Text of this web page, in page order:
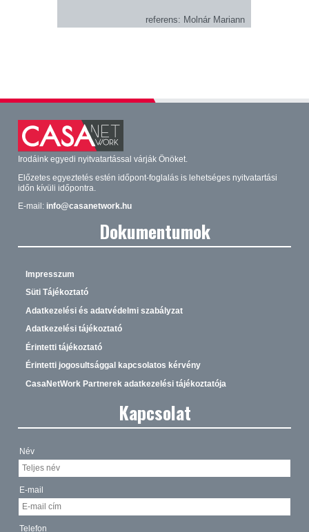
referens Molnár Mariann
Irodáink egyedi nyitvatartással várják Önöket.
Előzetes egyeztetés estén időpont-foglalás is lehetséges nyitvatartási
időn kívüli időpontra.
E-mail: info@casanetwork.hu
Dokumentumok
Impresszum
Süti Tájékoztató
Adatkezelési és adatvédelmi szabályzat
Adatkezelési tájékoztató
Érintetti tájékoztató
Érintetti jogosultsággal kapcsolatos kérvény
CasaNetWork Partnerek adatkezelési tájékoztatója
Kapcsolat
Név
E-mail
Telefon